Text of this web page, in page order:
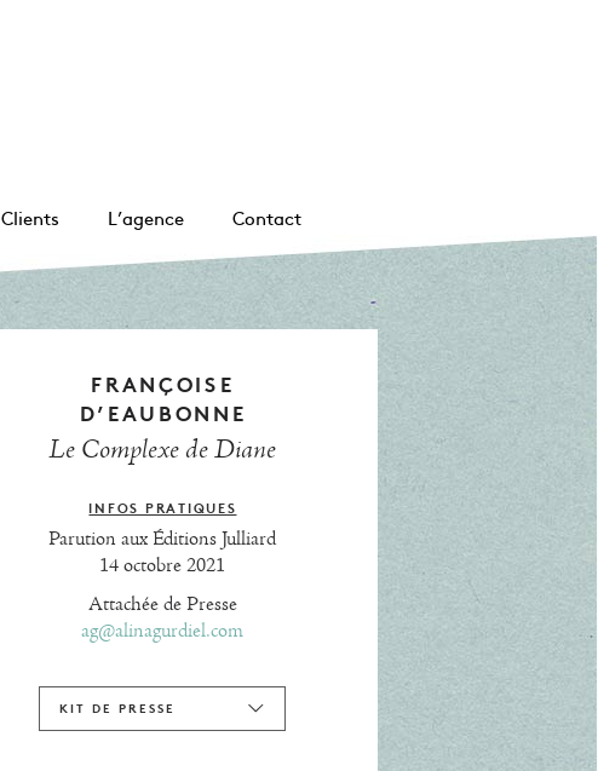
Clients L’agence Contact
FRANÇOISE
D’EAUBONNE
Le Complexe de Diane
INFOS PRATIQUES
Parution aux Éditions Julliard
14 octobre 2021
Attachée de Presse
ag@alinagurdiel.com
KIT DE PRESSE